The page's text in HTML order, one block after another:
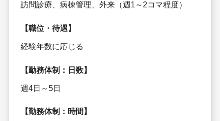
訪問診療、病棟管理、外来（週1～2コマ程度）
【職位・待遇】
経験年数に応じる
【勤務体制：日数】
週4日～5日
【勤務体制：時間】